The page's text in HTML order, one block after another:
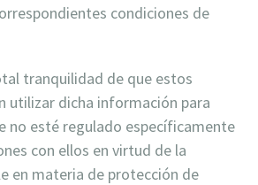
condiciones de
tranquilidad de que estos
utilizar dicha información para
no esté regulado específicamente
con ellos en virtud de la
en materia de protección de